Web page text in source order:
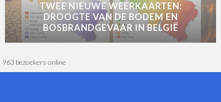
TWEE NIEUWE WEERKAARTEN:
DROOGTE VAN DE BODEM EN
BOSBRANDGEVAAR IN BELGIË
963 bezoekers online